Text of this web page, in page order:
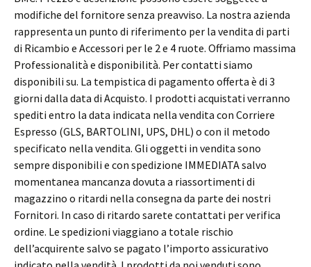
modifiche del fornitore senza preavviso. La nostra azienda
rappresenta un punto di riferimento per la vendita di parti
di Ricambio e Accessori per le 2 e 4 ruote. Offriamo massima
Professionalità e disponibilità. Per contatti siamo
disponibili su. La tempistica di pagamento offerta è di 3
giorni dalla data di Acquisto. I prodotti acquistati verranno
spediti entro la data indicata nella vendita con Corriere
Espresso (GLS, BARTOLINI, UPS, DHL) o con il metodo
specificato nella vendita. Gli oggetti in vendita sono
sempre disponibili e con spedizione IMMEDIATA salvo
momentanea mancanza dovuta a riassortimenti di
magazzino o ritardi nella consegna da parte dei nostri
Fornitori. In caso di ritardo sarete contattati per verifica
ordine. Le spedizioni viaggiano a totale rischio
dell’acquirente salvo se pagato l’importo assicurativo